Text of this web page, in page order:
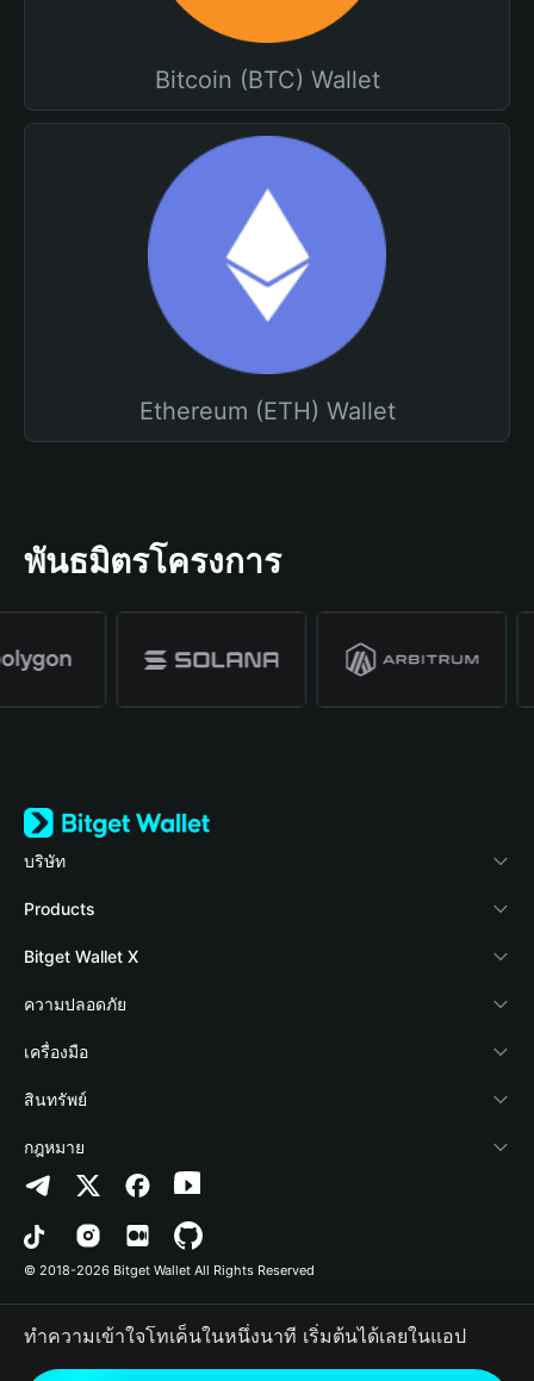
Bitcoin (BTC) Wallet
Ethereum (ETH) Wallet
พันธมิตรโครงการ
บริษัท
เกี่ยวกับ Bitget Wallet
Blog
Academy
ข่าวสารด้านคริปโต
ศูนย์ช่วยเหลือ
ติดต่อเรา
ทรัพยากรข้อมูลของแบรนด์
อาชีพ
Products
Crypto Card
Stablecoin Earn
Payfi Crypto
Crypto Swap API
Altcoin Season Index
Prediction Markets
DApp
RWA
Bitget Wallet X
นักพัฒนา
เชื่อมต่อ Wallet
Bitget Wallet Pay
ลิสต์โปรเจกต์
ความปลอดภัย
Protection Fund
เทคโนโลยีความปลอดภัย
เครื่องมือ
ซื้อคริปโต
การตรวจจับการอนุญาต
การตรวจจับสัญญา
การโอนเป็นชุด
สินทรัพย์
Arbitrum
Avalanche
Bitcoin
Polygon
กฎหมาย
นโยบายความเป็นส่วนตัว
ข้อตกลงในการใช้บริการ
© 2018-2026 Bitget Wallet All Rights Reserved
ทำความเข้าใจโทเค็นในหนึ่งนาที เริ่มต้นได้เลยในแอป